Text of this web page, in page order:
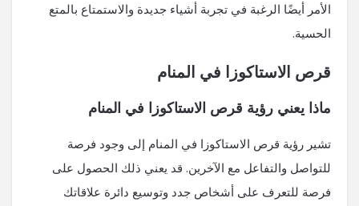
الأمر أيضًا الرغبة في تجربة أشياء جديدة والاستمتاع بالمتع
الحسية.
قرص الاستاكوزا في المنام
ماذا يعني رؤية قرص الاستاكوزا في المنام
تشير رؤية قرص الاستاكوزا في المنام إلى وجود فرصة
للتواصل والتفاعل مع الآخرين. قد يعني ذلك الحصول على
فرصة للتعرف على أشخاص جدد وتوسيع دائرة علاقاتك